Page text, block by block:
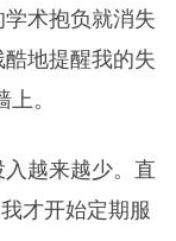
术抱负就消失
地提醒我的失
。
越来越少。直
才开始定期服